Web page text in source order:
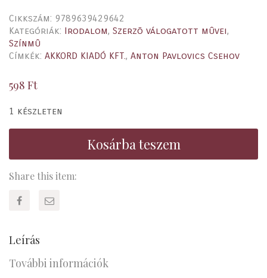
Cikkszám: 9789639429642
Kategóriák: Irodalom, Szerzõ válogatott mûvei,
Színmû
Címkék: AKKORD KIADÓ KFT., Anton Pavlovics Csehov
598 Ft
1 készleten
Kosárba teszem
Share this item:
Leírás
További információk